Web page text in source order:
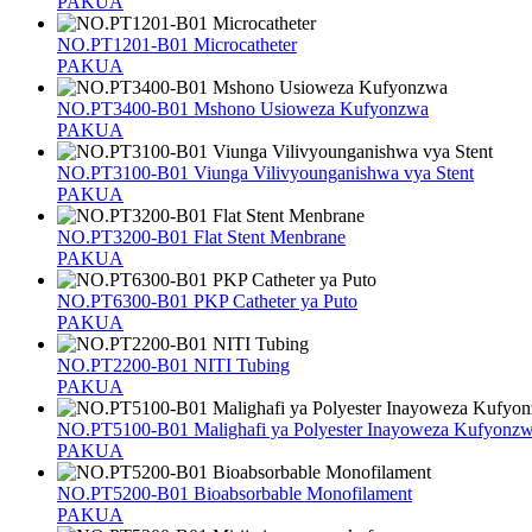
NO.PT1201-B01 Microcatheter
PAKUA
NO.PT3400-B01 Mshono Usioweza Kufyonzwa
PAKUA
NO.PT3100-B01 Viunga Vilivyounganishwa vya Stent
PAKUA
NO.PT3200-B01 Flat Stent Menbrane
PAKUA
NO.PT6300-B01 PKP Catheter ya Puto
PAKUA
NO.PT2200-B01 NITI Tubing
PAKUA
NO.PT5100-B01 Malighafi ya Polyester Inayoweza
PAKUA
NO.PT5200-B01 Bioabsorbable Monofilament
PAKUA